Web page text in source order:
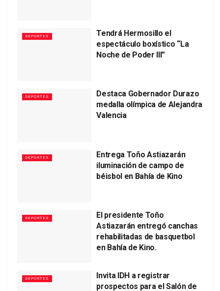
DEPORTES
Tendrá Hermosillo el
espectáculo boxístico “La
Noche de Poder III”
DEPORTES
Destaca Gobernador Durazo
medalla olímpica de Alejandra
Valencia
DEPORTES
Entrega Toño Astiazarán
iluminación de campo de
béisbol en Bahía de Kino
DEPORTES
El presidente Toño
Astiazarán entregó canchas
rehabilitadas de basquetbol
en Bahía de Kino.
DEPORTES
Invita IDH a registrar
prospectos para el Salón de